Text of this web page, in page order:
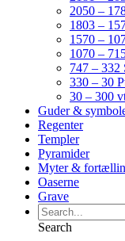
2050 –
1803 –
1570 –
1070 –
747 – 332
330 – 30
30 – 300
Guder &
Regenter
Templer
Pyramider
Myter &
Oaserne
Grave
Search